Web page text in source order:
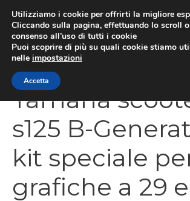
contenuto
Yamaha
s125 B-
kit speciale
grafiche a 29
Utilizziamo i cookie per offrirti la migliore
Cliccando sulla pagina, effettuando lo scroll
consenso all’uso di tutti i cookie
Puoi scoprire di più su quali cookie stiamo
nelle impostazioni
Accetta